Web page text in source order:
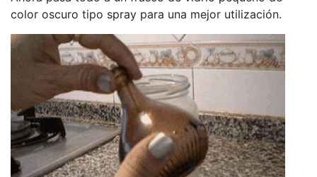
color oscuro tipo spray para una mejor utilización.